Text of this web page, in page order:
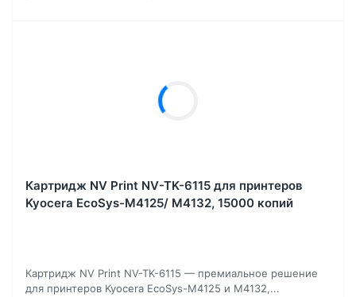
Картридж NV Print NV-TK-6115 для принтеров
Kyocera EcoSys-M4125/ M4132, 15000 копий
Картридж NV Print NV-TK-6115 — премиальное решение
для принтеров Kyocera EcoSys-M4125 и M4132,...